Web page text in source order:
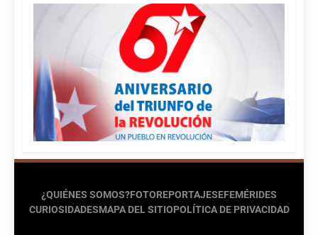
¿QUIÉNES SOMOS?FOTOREPORTAJESEFEMÉRIDES
CURIOSIDADESMAPA DEL SITIOPOLÍTICA DE PRIVACIDAD